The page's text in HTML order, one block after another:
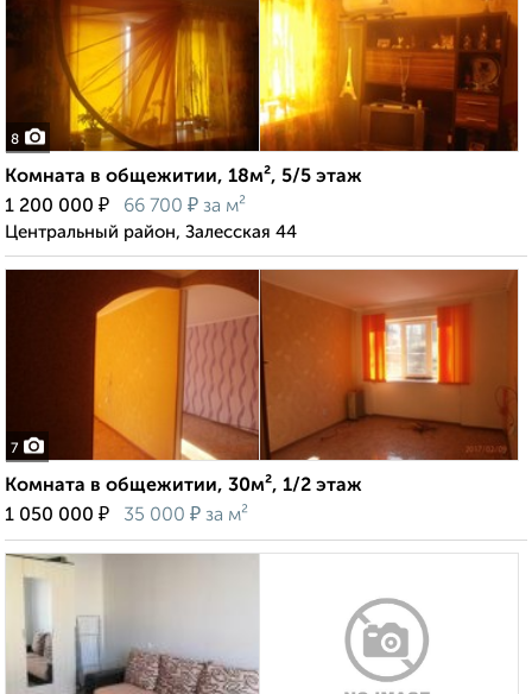
8
Комната в общежитии, 18м², 5/5 этаж
1 200 000 ₽ 66 700 ₽ за м²
Центральный район, Залесская 44
7
Комната в общежитии, 30м², 1/2 этаж
1 050 000 ₽ 35 000 ₽ за м²